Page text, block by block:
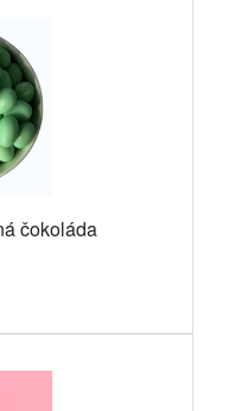
čokoláda